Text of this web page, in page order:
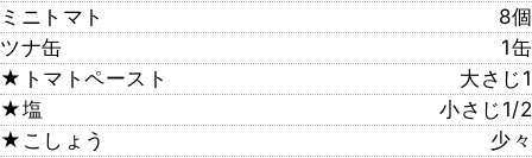
ミニトマト
8個
ツナ缶
1缶
★トマトペースト
大さじ1
★塩
小さじ1/2
★こしょう
少々